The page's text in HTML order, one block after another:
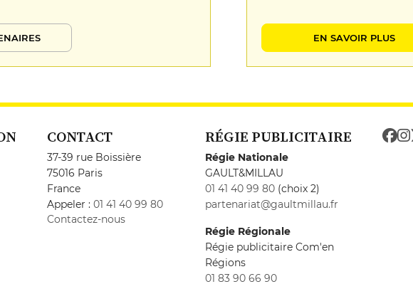
EN SAVOIR PLUS
CONTACT
37-39 rue Boissière
75016 Paris
France
Appeler : 01 41 40 99 80
Contactez-nous
RÉGIE PUBLICITAIRE
Régie Nationale
GAULT&MILLAU
01 41 40 99 80 (choix 2)
partenariat@gaultmillau.fr
Régie Régionale
Régie publicitaire Com'en
Régions
01 83 90 66 90